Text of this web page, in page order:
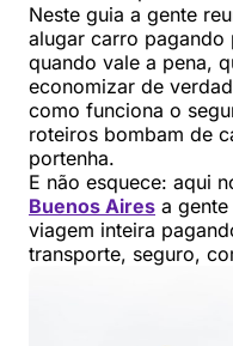
Neste guia a gente
alugar carro pagando
quando vale a pena,
economizar de
como funciona o
roteiros bombam de
portenha.
E não esquece: aqui
Buenos Aires a
viagem inteira
transporte, seguro,